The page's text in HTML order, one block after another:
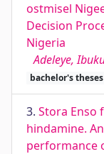
ostmisel
Decision
Nigeria
Adeleye,
bachelor's theses
3. Stora Enso
hindamine.
performance